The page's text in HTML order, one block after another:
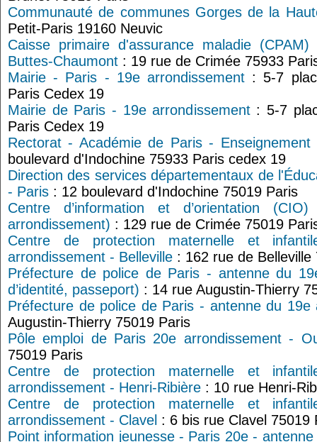
Communauté de communes Gorges de la
Petit-Paris 19160 Neuvic
Caisse primaire d'assurance maladie
Buttes-Chaumont : 19 rue de Crimée 75933
Mairie - Paris - 19e arrondissement : 5-7
Paris Cedex 19
Mairie de Paris - 19e arrondissement: 5-7
Paris Cedex 19
Rectorat - Académie de Paris - Enseignement
boulevard d'Indochine 75933 Paris cedex 19
Direction des services départementaux de
- Paris : 12 boulevard d'Indochine 75019 Paris
Centre d’information et d’orientation
arrondissement) : 129 rue de Crimée 75019
Centre de protection maternelle et
arrondissement - Belleville : 162 rue de Belleville
Préfecture de police de Paris - antenne du
d’identité, passeport) : 14 rue Augustin-Thierry
Préfecture de police de Paris - antenne du 19e
Augustin-Thierry 75019 Paris
Pôle emploi de Paris 20e arrondissement -
75019 Paris
Centre de protection maternelle et
arrondissement - Henri-Ribière : 10 rue Henri-
Centre de protection maternelle et
arrondissement - Clavel : 6 bis rue Clavel 75019
Point information jeunesse - Paris 20e -